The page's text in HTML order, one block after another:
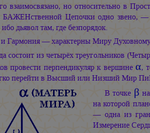
взаимосвязано, но относительно в
БАЖЕНственной Цепочки одно звено, —
дьявол там, где безпорядок.
Гармония — характерны Миру
состоит из четырёх треугольников
провести перпендикуляр к вершине α,
перейти в Высший или Низший Мир
В точке βна
на которой
— одна из
Измерение